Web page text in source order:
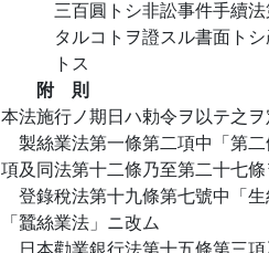
三百圓トシ非訟事件手續
タルコトヲ證スル書面ト
トス
附 則
本法施行ノ期日ハ勅令ヲ以テ之
製絲業法第一條第二項中「第
項及同法第十二條乃至第二十七
登錄稅法第十九條第七號中「
「蠶絲業法」ニ改ム